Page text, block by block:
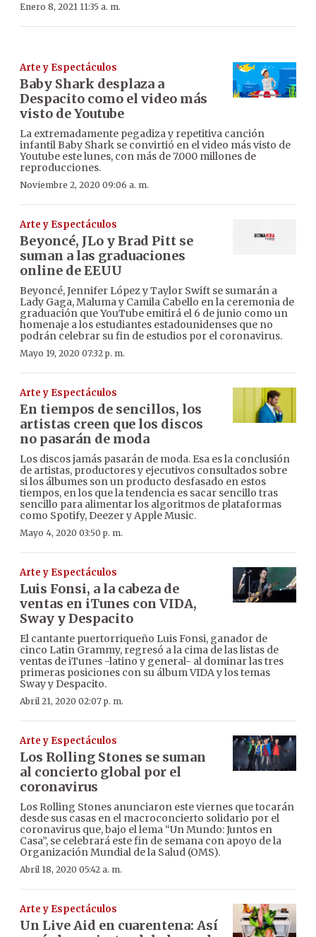
Enero 8, 2021 11:35 a. m.
Arte y Espectáculos
Baby Shark desplaza a
Despacito como el video más
visto de Youtube
La extremadamente pegadiza y repetitiva canción
infantil Baby Shark se convirtió en el video más visto de
Youtube este lunes, con más de 7.000 millones de
reproducciones.
Noviembre 2, 2020 09:06 a. m.
Arte y Espectáculos
Beyoncé, JLo y Brad Pitt se
suman a las graduaciones
online de EEUU
Beyoncé, Jennifer López y Taylor Swift se sumarán a
Lady Gaga, Maluma y Camila Cabello en la ceremonia de
graduación que YouTube emitirá el 6 de junio como un
homenaje a los estudiantes estadounidenses que no
podrán celebrar su fin de estudios por el coronavirus.
Mayo 19, 2020 07:32 p. m.
Arte y Espectáculos
En tiempos de sencillos, los
artistas creen que los discos
no pasarán de moda
Los discos jamás pasarán de moda. Esa es la conclusión
de artistas, productores y ejecutivos consultados sobre
si los álbumes son un producto desfasado en estos
tiempos, en los que la tendencia es sacar sencillo tras
sencillo para alimentar los algoritmos de plataformas
como Spotify, Deezer y Apple Music.
Mayo 4, 2020 03:50 p. m.
Arte y Espectáculos
Luis Fonsi, a la cabeza de
ventas en iTunes con VIDA,
Sway y Despacito
El cantante puertorriqueño Luis Fonsi, ganador de
cinco Latin Grammy, regresó a la cima de las listas de
ventas de iTunes -latino y general- al dominar las tres
primeras posiciones con su álbum VIDA y los temas
Sway y Despacito.
Abril 21, 2020 02:07 p. m.
Arte y Espectáculos
Los Rolling Stones se suman
al concierto global por el
coronavirus
Los Rolling Stones anunciaron este viernes que tocarán
desde sus casas en el macroconcierto solidario por el
coronavirus que, bajo el lema “Un Mundo: Juntos en
Casa”, se celebrará este fin de semana con apoyo de la
Organización Mundial de la Salud (OMS).
Abril 18, 2020 05:42 a. m.
Arte y Espectáculos
Un Live Aid en cuarentena: Así